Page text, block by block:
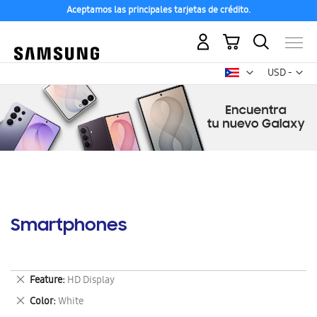
Aceptamos las principales tarjetas de crédito.
USD -
dólar
Mi carrito
Smartphones
Feature HD Display
Eliminar
este
artículo
Color White
Eliminar